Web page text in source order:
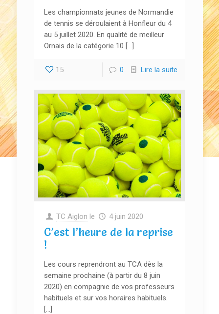
Les championnats jeunes de Normandie
de tennis se déroulaient à Honfleur du 4
au 5 juillet 2020. En qualité de meilleur
Ornais de la catégorie 10 […]
15 0 Lire la suite
TC Aiglon le 4 juin 2020
C’est l’heure de la reprise
!
Les cours reprendront au TCA dès la
semaine prochaine (à partir du 8 juin
2020) en compagnie de vos professeurs
habituels et sur vos horaires habituels.
[…]